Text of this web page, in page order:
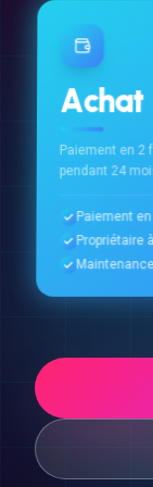
Achat
Paiement en 2
pendant 24
Paiement
Propriétaire